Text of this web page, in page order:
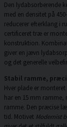
Den lydabsorberende
med en densitet på
reducerer efterklang i
certificeret træ er
konstruktion.
giver en jævn
og det generelle
Stabil ramme,
Hver plade er
har en 15 mm ramme,
ramme. Den præcise
tid. Motivet Modernist